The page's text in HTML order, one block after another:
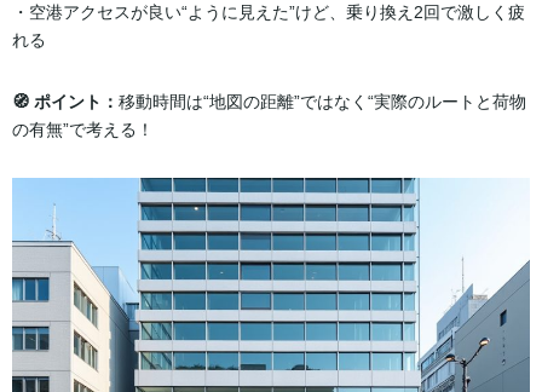
・空港アクセスが良い“ように見えた”けど、乗り換え2回で激しく疲
れる
🧭 ポイント： 移動時間は“地図の距離”ではなく“実際のルートと荷物
の有無”で考える！